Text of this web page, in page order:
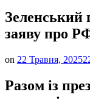
Зеленський
заяву про
on 22 Травня, 2025
Разом із